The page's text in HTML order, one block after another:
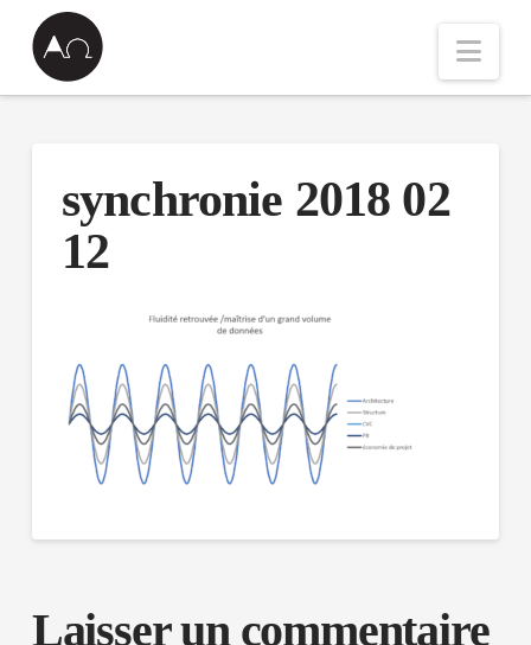
synchronie 2018 02
12
Laisser un commentaire